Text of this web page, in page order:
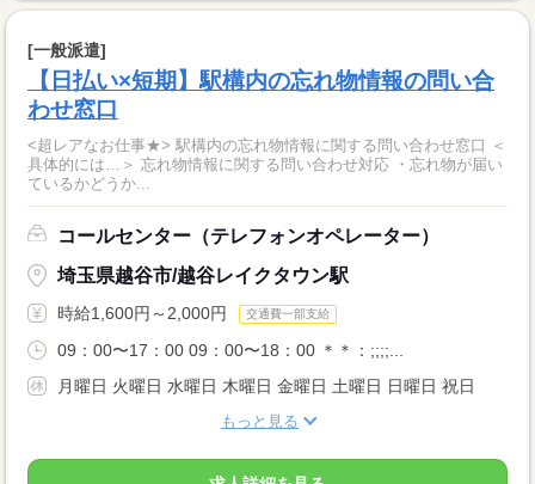
[一般派遣]
【日払い×短期】駅構内の忘れ物情報の問い合
わせ窓口
<超レアなお仕事★> 駅構内の忘れ物情報に関する問い合わせ窓口 ＜
具体的には…＞ 忘れ物情報に関する問い合わせ対応 ・忘れ物が届い
ているかどうか...
コールセンター（テレフォンオペレーター）
埼玉県越谷市/越谷レイクタウン駅
時給1,600円～2,000円 交通費一部支給
09：00〜17：00 09：00〜18：00 ＊＊：;;;;...
月曜日 火曜日 水曜日 木曜日 金曜日 土曜日 日曜日 祝日
もっと見る